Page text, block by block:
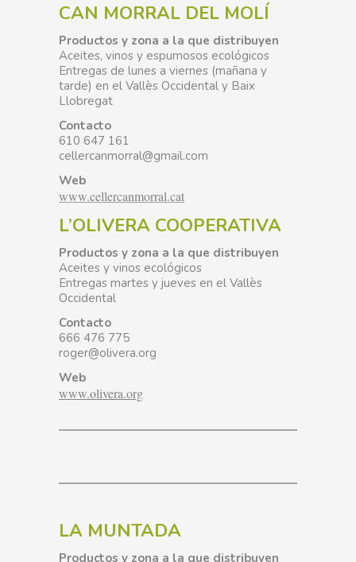
CAN MORRAL DEL MOLÍ
Productos y zona a la que distribuyen
Aceites, vinos y espumosos ecológicos
Entregas de lunes a viernes (mañana y
tarde) en el Vallès Occidental y Baix
Llobregat
Contacto
610 647 161
cellercanmorral@gmail.com
Web
www.cellercanmorral.cat
L’OLIVERA COOPERATIVA
Productos y zona a la que distribuyen
Aceites y vinos ecológicos
Entregas martes y jueves en el Vallès
Occidental
Contacto
666 476 775
roger@olivera.org
Web
www.olivera.org
LA MUNTADA
Productos y zona a la que distribuyen